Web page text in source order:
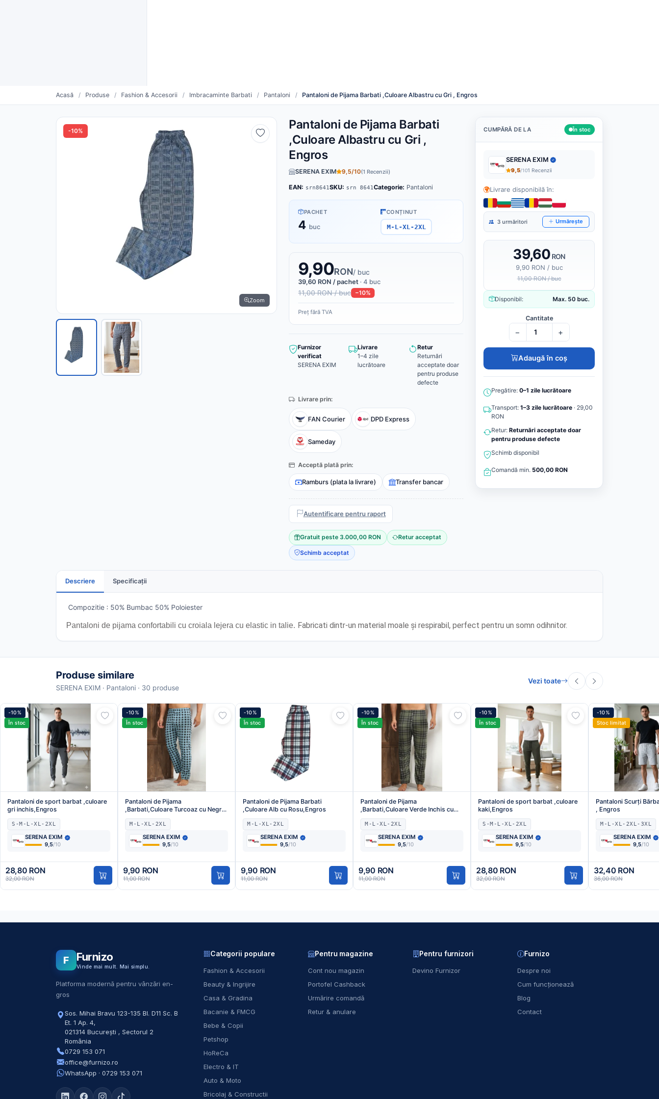
Acasă / Produse / Fashion & Accesorii / Imbracaminte Barbati / Pantaloni / Pantaloni de Pijama Barbati ,Culoare Albastru cu Gri , Engros
-10%
Zoom
Pantaloni de Pijama Barbati
,Culoare Albastru cu Gri ,
Engros
SERENA EXIM 9,5/10(1 Recenzii)
EAN: srn8641SKU: srn 8641Categorie: Pantaloni
PACHET
4 buc
CONȚINUT
M-L-XL-2XL
9,90RON/ buc
39,60 RON / pachet · 4 buc
11,00 RON / buc −10%
Preț fără TVA
Furnizor
verificat
SERENA EXIM
Livrare
1–4 zile
lucrătoare
Retur
Returnări
acceptate doar
pentru produse
defecte
Livrare prin:
FAN Courier DPD Express
Sameday
Acceptă plată prin:
Ramburs (plata la livrare) Transfer bancar
Autentificare pentru raport
Gratuit peste 3.000,00 RON Retur acceptat
Schimb acceptat
CUMPĂRĂ DE LA În stoc
SERENA EXIM
9,5/101 Recenzii
Livrare disponibilă în:
3 urmăritori Urmărește
39,60 RON
9,90 RON / buc
11,00 RON / buc
Disponibil: Max. 50 buc.
Cantitate
− +
Adaugă în coș
Pregătire: 0–1 zile lucrătoare
Transport: 1–3 zile lucrătoare · 29,00
RON
Retur: Returnări acceptate doar
pentru produse defecte
Schimb disponibil
Comandă min. 500,00 RON
Descriere Specificații
Compozitie : 50% Bumbac 50% Poloiester
Pantaloni de pijama confortabili cu croiala lejera cu elastic in talie. Fabricati dintr-un material moale și respirabil, perfect pentru un somn odihnitor.
Produse similare
SERENA EXIM · Pantaloni · 30 produse
Vezi toate
-10%
În stoc
Pantaloni de sport barbat ,culoare
gri inchis,Engros
S-M-L-XL-2XL
SERENA EXIM
9,5/10
28,80 RON
32,00 RON
-10%
În stoc
Pantaloni de Pijama
,Barbati,Culoare Turcoaz cu Negru
,Engros
M-L-XL-2XL
SERENA EXIM
9,5/10
9,90 RON
11,00 RON
-10%
În stoc
Pantaloni de Pijama Barbati
,Culoare Alb cu Rosu,Engros
M-L-XL-2XL
SERENA EXIM
9,5/10
9,90 RON
11,00 RON
-10%
În stoc
Pantaloni de Pijama
,Barbati,Culoare Verde Inchis cu
Alb,Engros
M-L-XL-2XL
SERENA EXIM
9,5/10
9,90 RON
11,00 RON
-10%
În stoc
Pantaloni de sport barbat ,culoare
kaki,Engros
S-M-L-XL-2XL
SERENA EXIM
9,5/10
28,80 RON
32,00 RON
-10%
Stoc limitat
Pantaloni Scurți
, Engros
M-L-XL-2XL-3XL
SERENA EXIM
9,5/10
32,40 RON
36,00 RON
F Furnizo
Vinde mai mult. Mai simplu.
Platforma modernă pentru vânzări en-
gros
Sos. Mihai Bravu 123-135 Bl. D11 Sc. B
Et. 1 Ap. 4,
021314 București , Sectorul 2
România
0729 153 071
office@furnizo.ro
WhatsApp · 0729 153 071
Categorii populare
Fashion & Accesorii
Beauty & Ingrijire
Casa & Gradina
Bacanie & FMCG
Bebe & Copii
Petshop
HoReCa
Electro & IT
Auto & Moto
Bricolaj & Constructii
Pentru magazine
Cont nou magazin
Portofel Cashback
Urmărire comandă
Retur & anulare
Pentru furnizori
Devino Furnizor
Furnizo
Despre noi
Cum funcționează
Blog
Contact